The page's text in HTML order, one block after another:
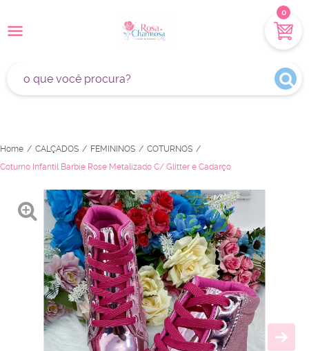
0
Home CALÇADOS FEMININOS
COTURNOS
Coturno Infantil Barbie Rose Metalizado C/ Glitter e Cadarço